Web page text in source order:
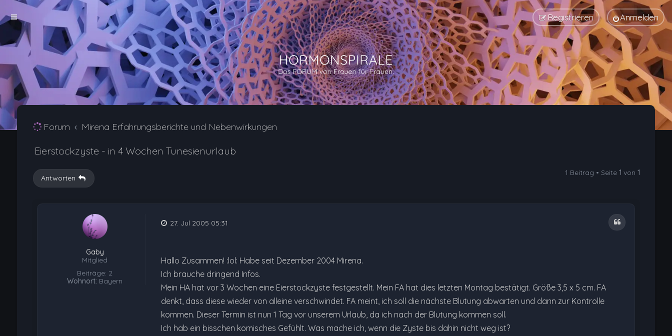
Anmelden
Registrieren
Forum Mirena Erfahrungsberichte und Nebenwirkungen
Eierstockzyste - in 4 Wochen Tunesienurlaub
Antworten
1 Beitrag • Seite1 von1
Gaby
Mitglied
Beiträge: 2
Wohnort: Bayern
Zitat
27. Jul 2005 05:31
Hallo Zusammen! :lol: Habe seit Dezember 2004 Mirena.
Ich brauche dringend Infos.
Mein HA hat vor 3 Wochen eine Eierstockzyste festgestellt. Mein FA hat dies letzten Montag bestätigt. Größe 3,5 x 5 cm. FA
denkt, dass diese wieder von alleine verschwindet. FA meint, ich soll die nächste Blutung abwarten und dann zur Kontrolle
kommen. Dieser Termin ist nun 1 Tag vor unserem Urlaub, da ich nach der Blutung kommen soll.
Ich hab ein bisschen komisches Gefühlt. Was mache ich, wenn die Zyste bis dahin nicht weg ist?